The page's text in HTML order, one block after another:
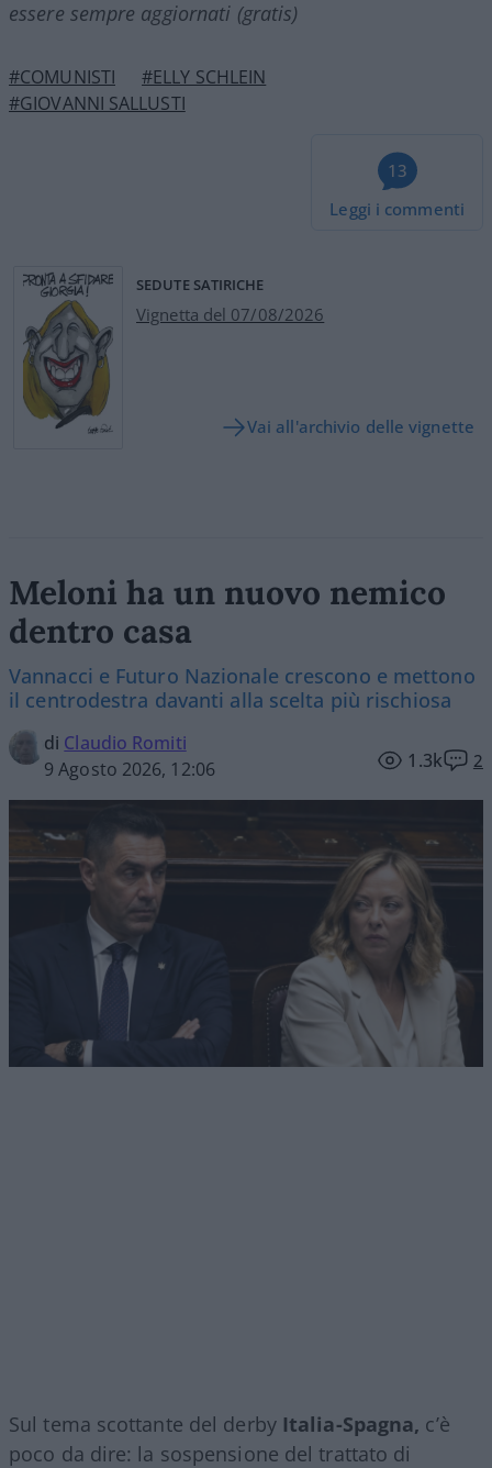
essere sempre aggiornati (gratis)
#COMUNISTI
#ELLY SCHLEIN
#GIOVANNI SALLUSTI
13
Leggi i commenti
SEDUTE SATIRICHE
Vignetta del 07/08/2026
Vai all'archivio delle vignette
Meloni ha un nuovo nemico
dentro casa
Vannacci e Futuro Nazionale crescono e mettono
il centrodestra davanti alla scelta più rischiosa
di Claudio Romiti
9 Agosto 2026, 12:06
1.3k 2
Sul tema scottante del derbyItalia-Spagna, c’è
poco da dire: la sospensione del trattato di